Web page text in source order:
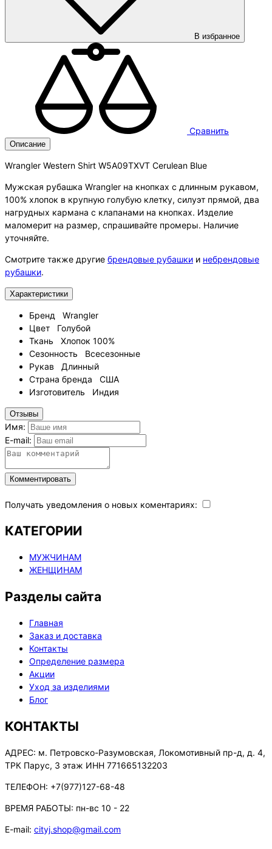
В избранное
Сравнить
Описание
Wrangler Western Shirt W5A09TXVT Cerulean Blue
Мужская рубашка Wrangler на кнопках с длинным рукавом,
100% хлопок в крупную голубую клетку, силуэт прямой, два
нагрудных кармана с клапанами на кнопках. Изделие
маломерит на размер, спрашивайте промеры. Наличие
уточняйте.
Смотрите также другие брендовые рубашки и небрендовые
рубашки.
Характеристики
Бренд
Wrangler
Цвет
Голубой
Ткань
Хлопок 100%
Сезонность
Всесезонные
Рукав
Длинный
Страна бренда
США
Изготовитель
Индия
Отзывы
Имя:
E-mail:
Комментировать
Получать уведомления о новых коментариях:
КАТЕГОРИИ
МУЖЧИНАМ
ЖЕНЩИНАМ
Разделы сайта
Главная
Заказ и доставка
Контакты
Определение размера
Акции
Уход за изделиями
Блог
КОНТАКТЫ
АДРЕС: м. Петровско-Разумовская, Локомотивный пр-д, д. 4,
ТРК Парус, 3 этаж ИНН 771665132203
ТЕЛЕФОН: +7(977)127-68-48
ВРЕМЯ РАБОТЫ: пн-вс 10 - 22
E-mail: cityj.shop@gmail.com